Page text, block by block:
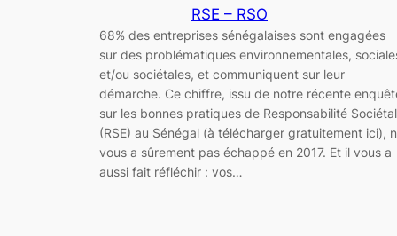
RSE – RSO
68% des entreprises sénégalaises sont engagées
sur des problématiques environnementales,
et/ou sociétales, et communiquent sur leur
démarche. Ce chiffre, issu de notre récente
sur les bonnes pratiques de Responsabilité
(RSE) au Sénégal (à télécharger gratuitement ici),
vous a sûrement pas échappé en 2017. Et il vous a
aussi fait réfléchir : vos…